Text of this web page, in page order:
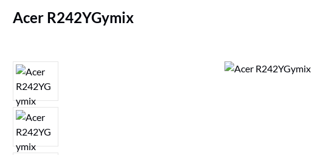
Acer R242YGymix
Bildergalerie überspringen